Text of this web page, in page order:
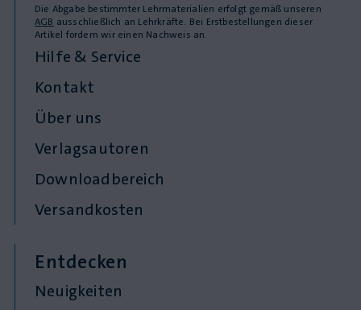
Die Abgabe bestimmter Lehrmaterialien erfolgt gemäß unseren
AGB ausschließlich an Lehrkräfte. Bei Erstbestellungen dieser
Artikel fordern wir einen Nachweis an.
Hilfe & Service
Kontakt
Über uns
Verlagsautoren
Downloadbereich
Versandkosten
Entdecken
Neuigkeiten